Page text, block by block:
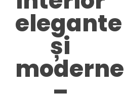
elegante
și
moderne